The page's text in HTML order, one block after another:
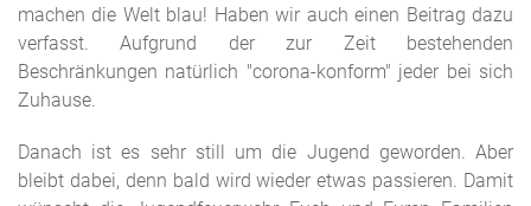
machen die Welt blau! Haben wir auch einen Beitrag dazu
verfasst. Aufgrund der zur Zeit bestehenden
Beschränkungen natürlich "corona-konform" jeder bei sich
Zuhause.
Danach ist es sehr still um die Jugend geworden. Aber
bleibt dabei, denn bald wird wieder etwas passieren. Damit